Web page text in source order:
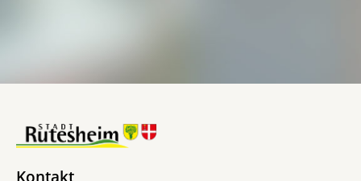
Kontakt